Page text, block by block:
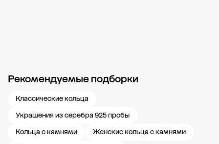
Рекомендуемые подборки
Классические кольца
Украшения из серебра 925 пробы
Кольца с камнями
Женские кольца с камнями
Новости компании Журнал ЗОЛОТОЙ Блог